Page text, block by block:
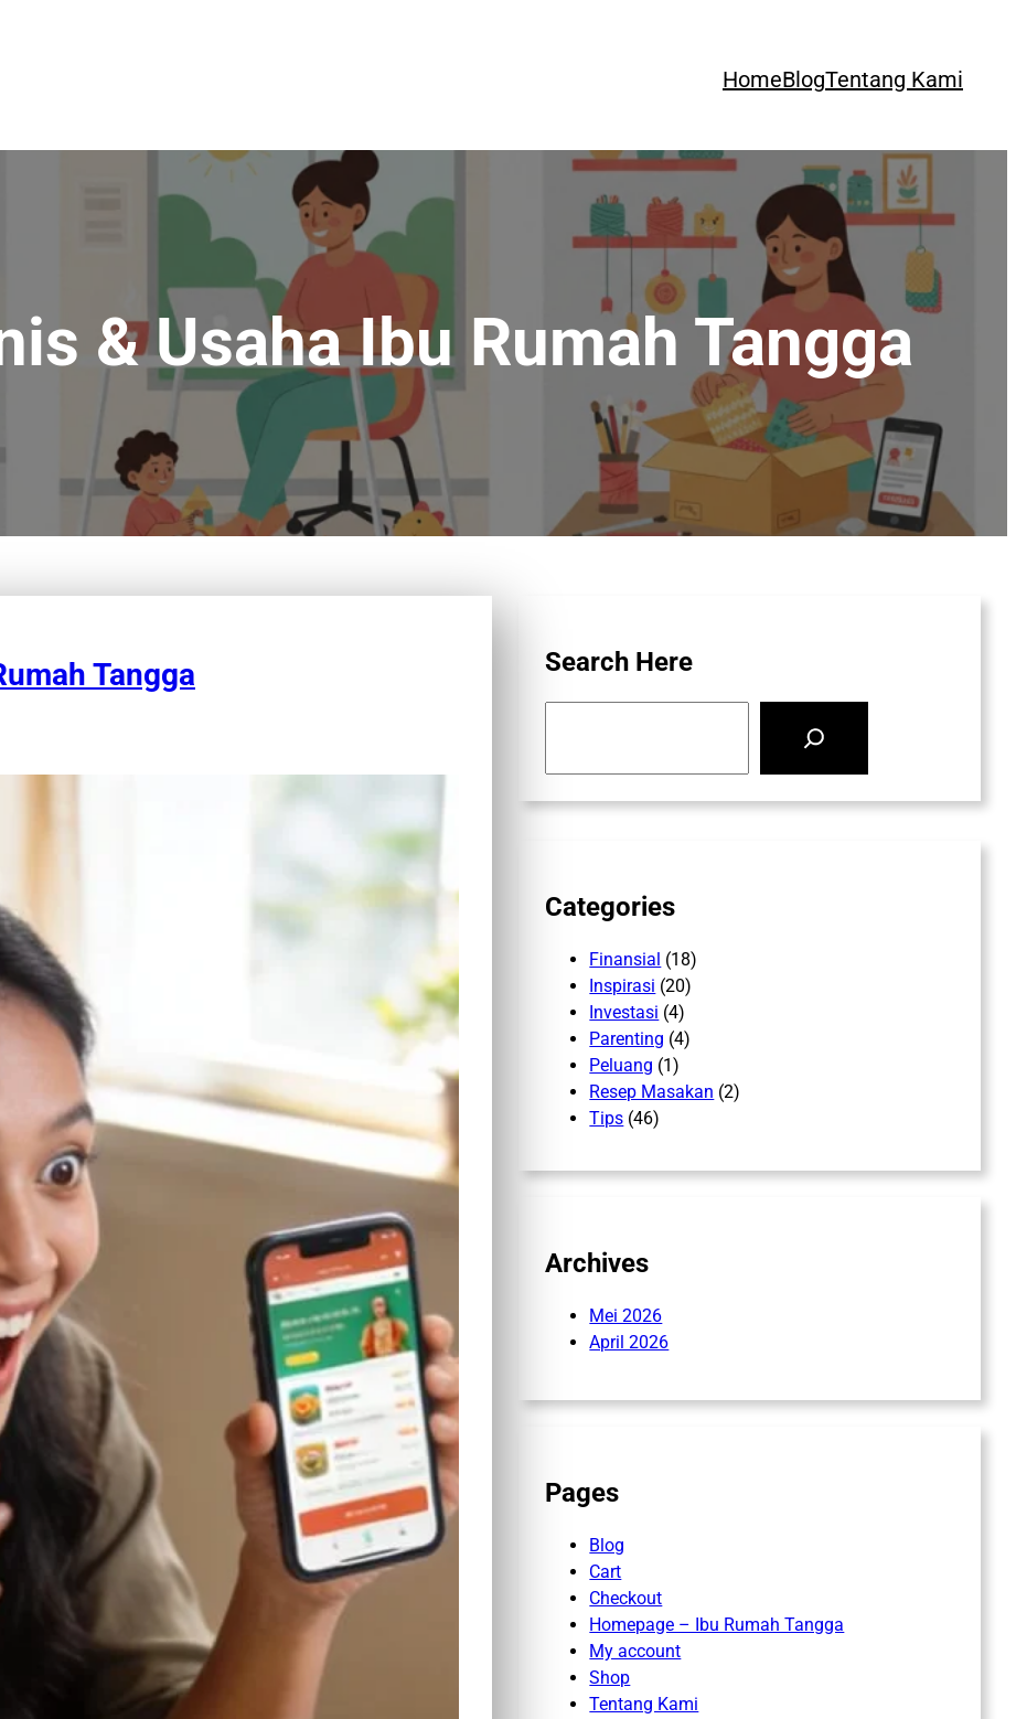
HomeBlogTentang Kami
& Usaha Ibu Rumah Tangga
Tangga Search Here
Categories
Finansial (18)
Inspirasi (20)
Investasi (4)
Parenting (4)
Peluang (1)
Resep Masakan (2)
Tips (46)
Archives
Mei 2026
April 2026
Pages
Blog
Cart
Checkout
Homepage – Ibu Rumah Tangga
My account
Shop
Tentang Kami